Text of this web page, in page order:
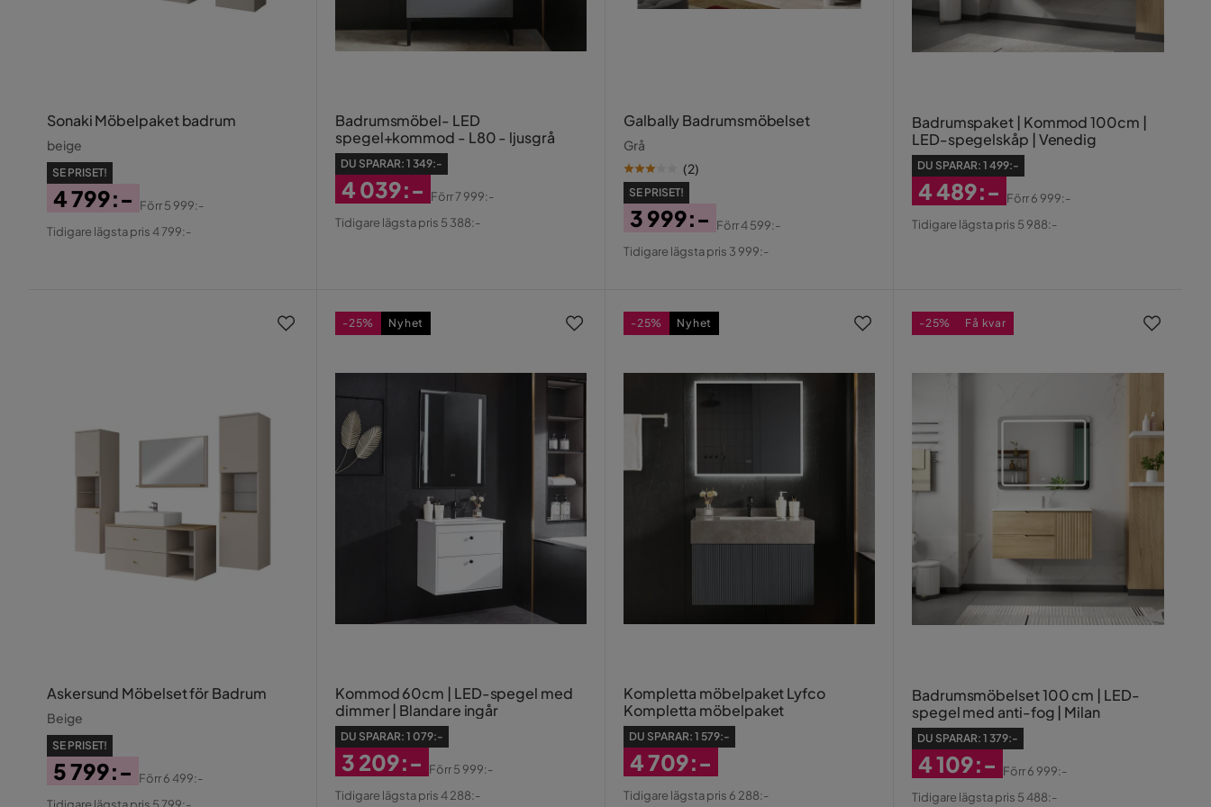
Sonaki Möbelpaket badrum
beige
SE PRISET!
Pris
4 799:-
Original
Förr5 999:-
Tidigare lägsta pris 4 799:-
Badrumsmöbel- LED
spegel+kommod - L80 - ljusgrå
DU SPARAR: 1 349:-
Rabatterat
4 039:-
Original
Förr7 999:-
Tidigare lägsta pris 5 388:-
Galbally Badrumsmöbelset
Grå
(2)
SE PRISET!
Pris
3 999:-
Original
Förr4 599:-
Tidigare lägsta pris 3 999:-
Badrumspaket | Kommod 100cm |
LED-spegelskåp | Venedig
DU SPARAR: 1 499:-
Rabatterat
4 489:-
Original
Förr6 999:-
Tidigare lägsta pris 5 988:-
Askersund Möbelset för Badrum
Beige
SE PRISET!
Pris
5 799:-
Original
Förr6 499:-
Kommod 60cm | LED-spegel med
dimmer | Blandare ingår
DU SPARAR: 1 079:-
Rabatterat
3 209:-
Original
Förr5 999:-
Tidigare lägsta pris 4 288:-
-25% Nyhet
Kompletta möbelpaket Lyfco
Kompletta möbelpaket
DU SPARAR: 1 579:-
Rabatterat
4 709:-
Tidigare lägsta pris 6 288:-
-25% Nyhet
Badrumsmöbelset 100 cm | LED-
spegel med anti-fog | Milan
DU SPARAR: 1 379:-
Rabatterat
4 109:-
Original
Förr6 999:-
Tidigare lägsta pris 5 488:-
-25% Få kvar